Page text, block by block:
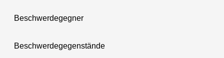
Beschwerdegegner
Beschwerdegegenstände